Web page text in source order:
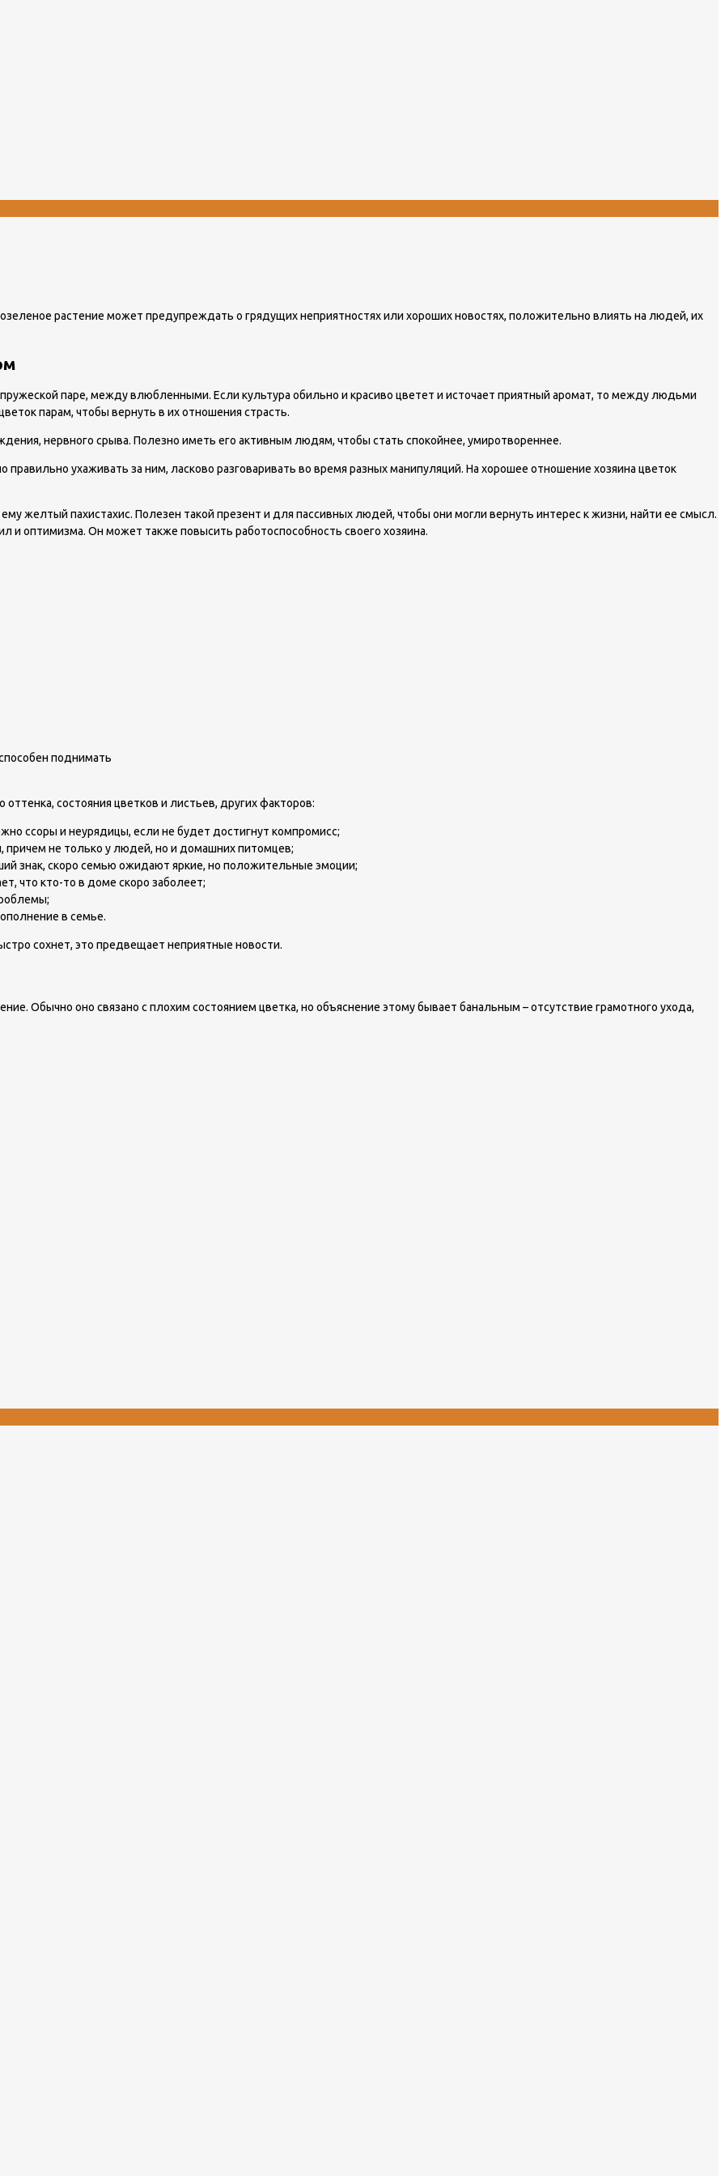
растение может предупреждать о грядущих неприятностях или хороших новостях, положительно влиять на людей, их
паре, между влюбленными. Если культура обильно и красиво цветет и источает приятный аромат, то между людьми
парам, чтобы вернуть в их отношения страсть.
нервного срыва. Полезно иметь его активным людям, чтобы стать спокойнее, умиротвореннее.
ухаживать за ним, ласково разговаривать во время разных манипуляций. На хорошее отношение хозяина цветок
желтый пахистахис. Полезен такой презент и для пассивных людей, чтобы они могли вернуть интерес к жизни, найти ее смысл.
и оптимизма. Он может также повысить работоспособность своего хозяина.
поднимать
состояния цветков и листьев, других факторов:
ссоры и неурядицы, если не будет достигнут компромисс;
причем не только у людей, но и домашних питомцев;
знак, скоро семью ожидают яркие, но положительные эмоции;
что кто-то в доме скоро заболеет;
в семье.
сохнет, это предвещает неприятные новости.
Обычно оно связано с плохим состоянием цветка, но объяснение этому бывает банальным – отсутствие грамотного ухода,